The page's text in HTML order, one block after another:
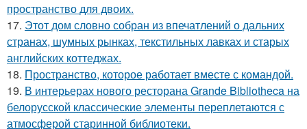
пространство для двоих.
17. Этот дом словно собран из впечатлений о дальних
странах, шумных рынках, текстильных лавках и старых
английских коттеджах.
18. Пространство, которое работает вместе с командой.
19. В интерьерах нового ресторана Grande Bibliotheca на
белорусской классические элементы переплетаются с
атмосферой старинной библиотеки.